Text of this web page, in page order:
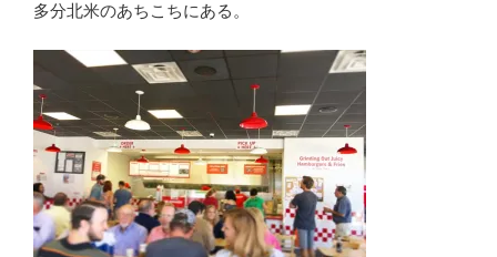
多分北米のあちこちにある。